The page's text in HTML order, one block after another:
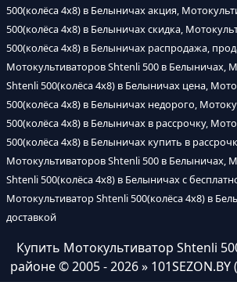
500(колёса 4х8) в Белыничах акция,
500(колёса 4х8) в Белыничах скидка,
500(колёса 4х8) в Белыничах распродажа,
Мотокультиваторов Shtenli 500 в Белыничах,
Shtenli 500(колёса 4х8) в Белыничах цена,
500(колёса 4х8) в Белыничах недорого,
500(колёса 4х8) в Белыничах в рассрочку,
500(колёса 4х8) в Белыничах купить в
Мотокультиваторов Shtenli 500 в Белыничах,
Shtenli 500(колёса 4х8) в Белыничах с
Мотокультиватор Shtenli 500(колёса 4х8) в
доставкой
Купить Мотокультиватор Shtenli
районе© 2005 - 2026 »